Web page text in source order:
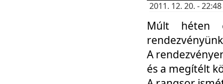
2011. 12. 20. -
Múlt héten
A
és a megítélt